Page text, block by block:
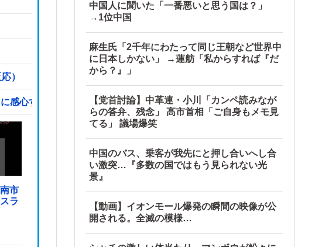
）
感心する人が続出中他
市
ラ
中国人に聞いた「一番悪いと思う国は？」
→1位中国
麻生氏「2千年にわたって同じ王朝など世界中
に日本しかない」 →蓮舫「私からすれば『だ
から？』」
【党首討論】中革連・小川「カンペ読みなが
らの答弁、残念」 高市首相「ご自身もメモ見
てる」 議場爆笑
中国のバス、乗客が我先にと押し合いへし合
い激突…『多数の国ではもう見られない光
景』
【動画】イオンモール爆発の瞬間の映像が公
開される。全滅の模様…